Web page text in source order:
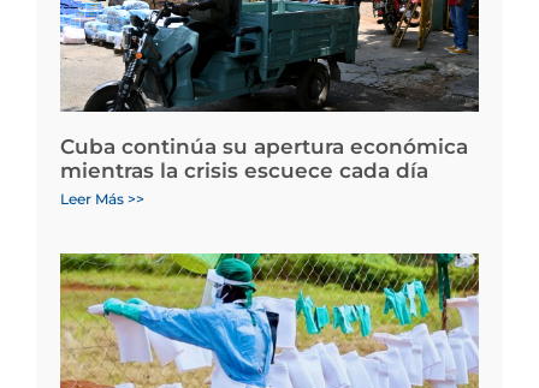
Cuba continúa su apertura económica
mientras la crisis escuece cada día
Leer Más >>